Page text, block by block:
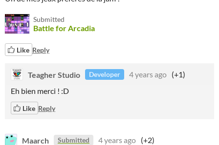
Submitted
Battle for Arcadia
Like Reply
Teagher Studio Developer 4 years ago (+1)
Eh bien merci ! :D
Like Reply
Maarch Submitted 4 years ago (+2)